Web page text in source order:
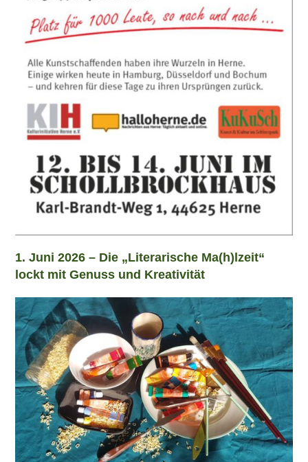
1. Juni 2026 – Die „Literarische Ma(h)lzeit“
lockt mit Genuss und Kreativität